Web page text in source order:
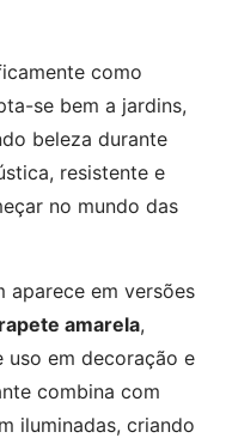
como
se bem a jardins,
beleza durante
resistente e
no mundo das
aparece em versões
amarela,
uso em decoração e
combina com
iluminadas, criando